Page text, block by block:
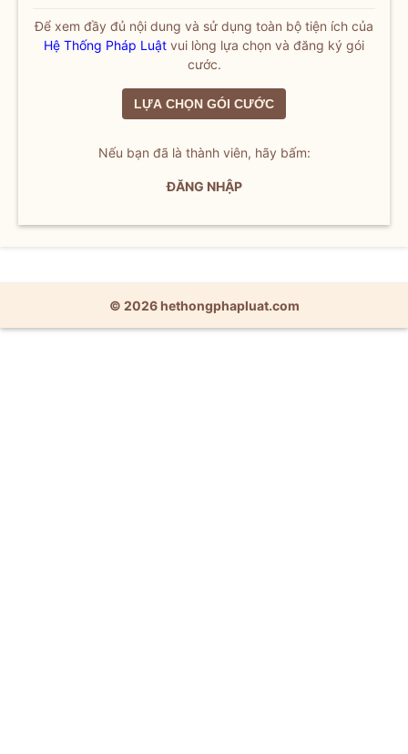
Để xem đầy đủ nội dung và sử dụng toàn bộ tiện ích của
Hệ Thống Pháp Luật vui lòng lựa chọn và đăng ký gói
cước.
LỰA CHỌN GÓI CƯỚC
Nếu bạn đã là thành viên, hãy bấm:
ĐĂNG NHẬP
© 2026 hethongphapluat.com